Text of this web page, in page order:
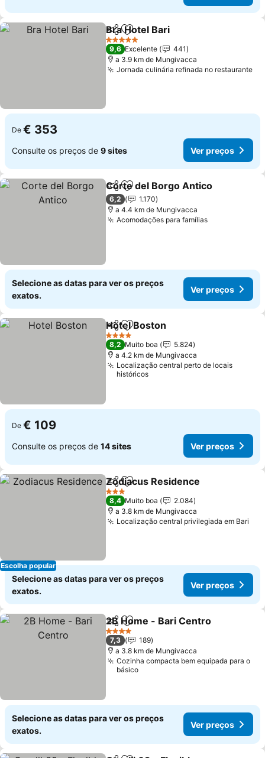
PartilharAdicionar aos favoritos
Bra Hotel Bari
5 Estrelas
9,6 Excelente
441
a 3.9 km de Mungivacca
Jornada culinária refinada no restaurante
De € 353
Consulte os preços de 9 sites Ver preços
PartilharAdicionar aos favoritos
Corte del Borgo Antico
6,2
1.170
a 4.4 km de Mungivacca
Acomodações para famíliasVer preços
Selecione as datas para ver os preços
exatos.
Ver preços
PartilharAdicionar aos favoritos
Hotel Boston
4 Estrelas
8,2 Muito boa
5.824
a 4.2 km de Mungivacca
Localização central perto de locais
históricos
De € 109
Consulte os preços de 14 sites Ver preços
Escolha popular
PartilharAdicionar aos favoritos
Zodiacus Residence
3 Estrelas
8,4 Muito boa
2.084
a 3.8 km de Mungivacca
Localização central privilegiada em Bari
Selecione as datas para ver os preços
exatos.
Ver preços
PartilharAdicionar aos favoritos
2B Home - Bari Centro
4 Estrelas
7,3
189
a 3.8 km de Mungivacca
Cozinha compacta bem equipada para o
básico
Selecione as datas para ver os preços
exatos.
Ver preços